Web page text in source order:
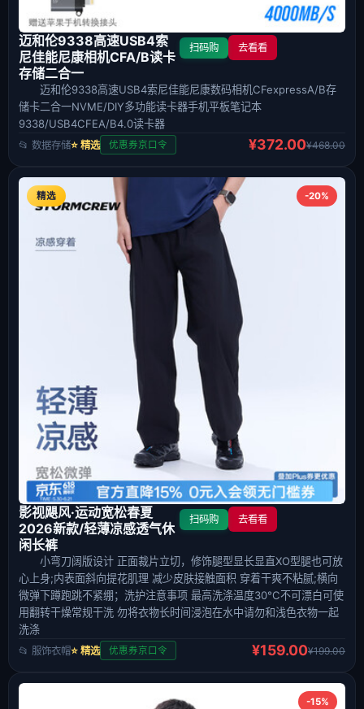
迈和伦9338高速USB4索
尼佳能尼康相机CFA/B读卡
存储二合一
扫码购 去看看
迈和伦9338高速USB4索尼佳能尼康数码相机CFexpressA/B存
储卡二合一NVME/DIY多功能读卡器手机平板笔记本
9338/USB4CFEA/B4.0读卡器
📂 数据存储⭐ 精选 优惠券京口令 ¥372.00¥468.00
-20%
精选
影视飓风·运动宽松春夏
2026新款/轻薄凉感透气休
闲长裤
扫码购 去看看
小弯刀阔版设计 正面裁片立切，修饰腿型显长显直XO型腿也可放
心上身;内表面斜向提花肌理 减少皮肤接触面积 穿着干爽不粘腻;横向
微弹下蹲跑跳不紧绷；洗护注意事项 最高洗涤温度30°C不可漂白可使
用翻转干燥常规干洗 勿将衣物长时间浸泡在水中请勿和浅色衣物一起
洗涤
📂 服饰衣帽⭐ 精选 优惠券京口令 ¥159.00¥199.00
-15%